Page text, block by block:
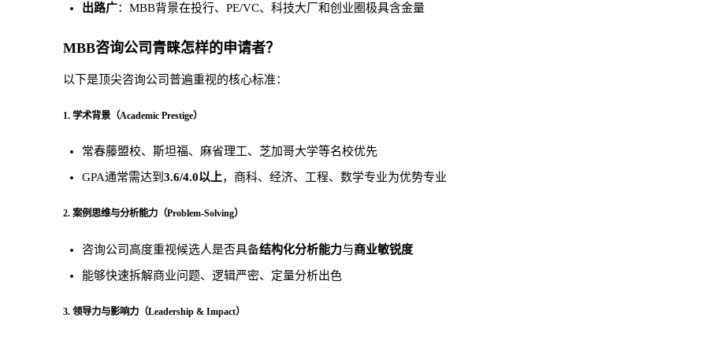
出路广：MBB背景在投行、PE/VC、科技大厂和创业圈极具含金量
MBB咨询公司青睐怎样的申请者？
以下是顶尖咨询公司普遍重视的核心标准：
1. 学术背景（Academic Prestige）
常春藤盟校、斯坦福、麻省理工、芝加哥大学等名校优先
GPA通常需达到 3.6/4.0以上，商科、经济、工程、数学专业为优势专业
2. 案例思维与分析能力（Problem-Solving）
咨询公司高度重视候选人是否具备结构化分析能力与商业敏锐度
能够快速拆解商业问题、逻辑严密、定量分析出色
3. 领导力与影响力（Leadership & Impact）